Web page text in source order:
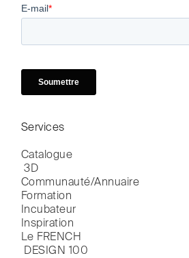
Services
Catalogue
3D
Communauté/Annuaire
Formation
Incubateur
Inspiration
Le FRENCH
DESIGN 100